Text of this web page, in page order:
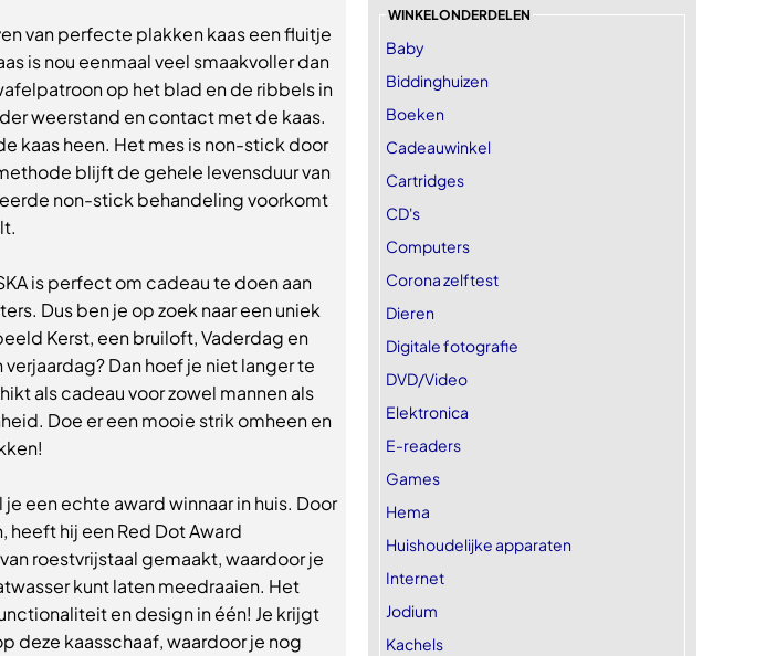
van perfecte plakken kaas een fluitje
is nou eenmaal veel smaakvoller dan
op het blad en de ribbels in
weerstand en contact met de kaas.
kaas heen. Het mes is non-stick door
blijft de gehele levensduur van
non-stick behandeling voorkomt
is perfect om cadeau te doen aan
Dus ben je op zoek naar een uniek
Kerst, een bruiloft, Vaderdag en
Dan hoef je niet langer te
als cadeau voor zowel mannen als
Doe er een mooie strik omheen en
een echte award winnaar in huis. Door
hij een Red Dot Award
roestvrijstaal gemaakt, waardoor je
kunt laten meedraaien. Het
en design in één! Je krijgt
deze kaasschaaf, waardoor je nog
WINKELONDERDELEN
Baby
Biddinghuizen
Boeken
Cadeauwinkel
Cartridges
CD's
Computers
Corona zelftest
Dieren
Digitale fotografie
DVD/Video
Elektronica
E-readers
Games
Hema
Huishoudelijke apparaten
Internet
Jodium
Kachels